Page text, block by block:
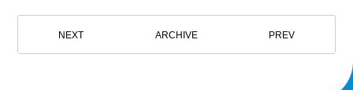
NEXT ARCHIVE PREV